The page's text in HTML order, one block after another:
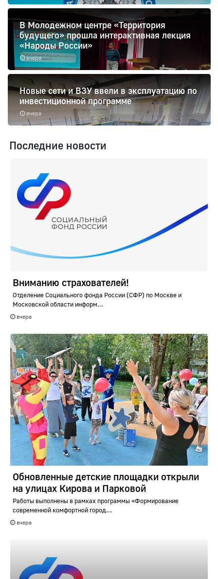
вчера
В Молодежном центре «Территория
будущего» прошла интерактивная лекция
«Народы России»
вчера
Новые сети и ВЗУ ввели в эксплуатацию по
инвестиционной программе
Последние новости
Вниманию страхователей!
Отделение Социального фонда России (СФР) по Москве и
Московской области информ...
вчера
Обновленные детские площадки открыли
на улицах Кирова и Парковой
Работы выполнены в рамках программы «Формирование
современной комфортной город...
вчера